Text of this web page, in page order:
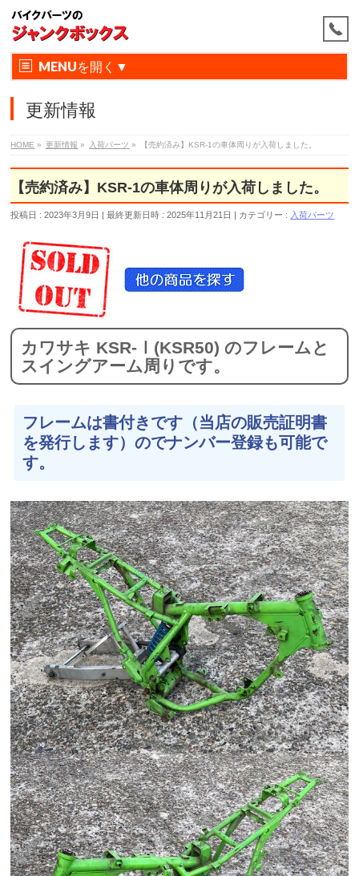
MENU
更新情報
HOME » 更新情報 » 入荷パーツ » 【売約済み】KSR-1の車体周りが入荷しました。
【売約済み】KSR-1の車体周りが入荷しました。
投稿日 : 2023年3月9日 最終更新日時 : 2025年11月21日 カテゴリー : 入荷パーツ
カワサキ KSR-Ⅰ(KSR50) のフレームと
スイングアーム周りです。
フレームは書付きです（当店の販売証明書
を発行します）のでナンバー登録も可能で
す。